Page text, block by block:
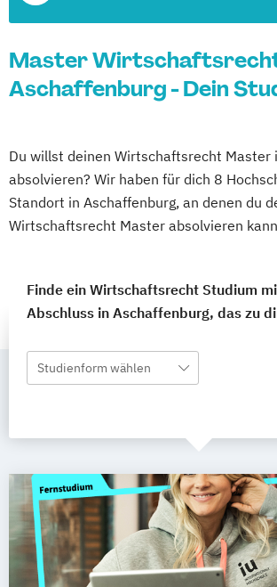
Master
Aschaffenburg - Dein
Du willst deinen Wirtschaftsrecht Master
absolvieren? Wir haben für dich 8
Standort in Aschaffenburg, an denen du
Wirtschaftsrecht Master absolvieren
Finde ein Wirtschaftsrecht Studium
Abschluss in Aschaffenburg, das zu
Studienform wählen